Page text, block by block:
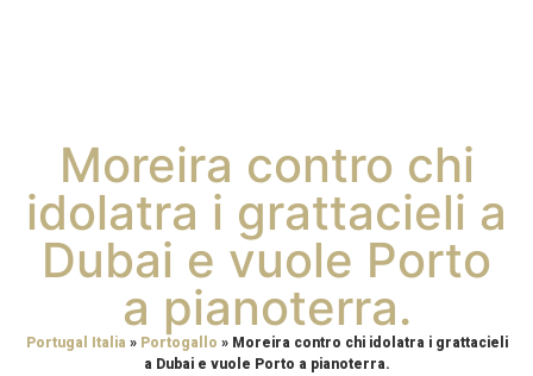
Moreira contro chi
idolatra i grattacieli a
Dubai e vuole Porto
a pianoterra.
Portugal Italia » Portogallo » Moreira contro chi idolatra i grattacieli
a Dubai e vuole Porto a pianoterra.